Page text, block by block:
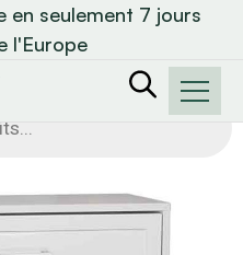
en seulement 7 jours
l'Europe